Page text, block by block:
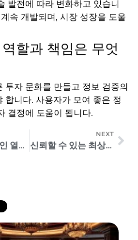
발전에 따라 변화하고 있습니
속 개발되며, 시장 성장을 도울
할과 책임은 무엇
투자 문화를 만들고 정보 검증의
합니다. 사용자가 모여 좋은 정
결정에 도움이 됩니다.
4chan 미미 코인 열풍, 한국 시장에 도전장
NEXT
신뢰할 수 있는 최상위 카지노사이트 추천 정보!